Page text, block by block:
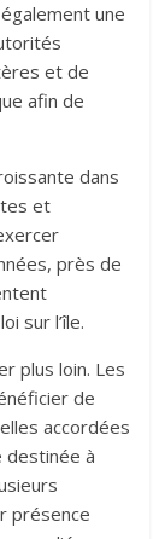
une
et de
afin de
dans
et
près de
sur l’île.
plus loin. Les
de
accordées
destinée à
présence